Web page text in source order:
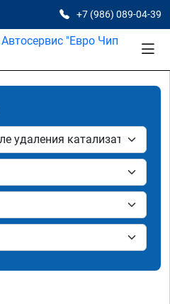
+7 (986) 089-04-39